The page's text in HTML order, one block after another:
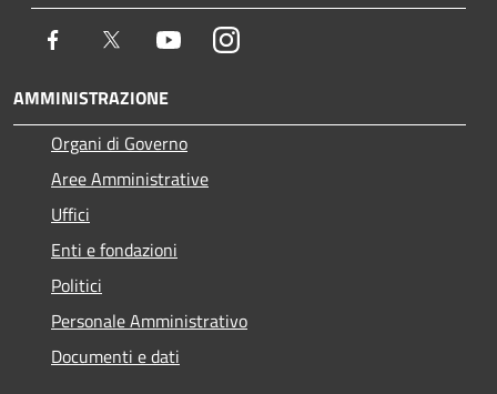
Facebook Twitter YoutubeInstagram
AMMINISTRAZIONE
Organi di Governo
Aree Amministrative
Uffici
Enti e fondazioni
Politici
Personale Amministrativo
Documenti e dati